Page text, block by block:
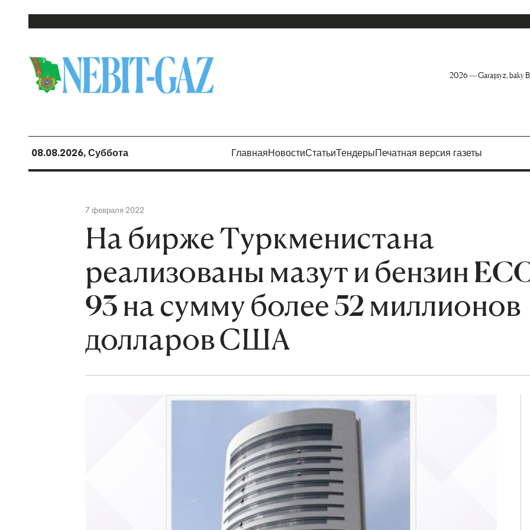
2026 — Garaşsyz, baky
08.08.2026, Суббота ГлавнаяНовостиСтатьиТендерыПечатная версия газеты
7 февраля 2022
На бирже Туркменистана
реализованы мазут и бензин
93 на сумму более 52 миллионов
долларов США